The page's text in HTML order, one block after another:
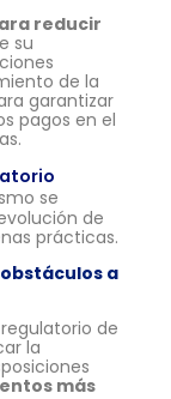
reducir
su
de la
garantizar
pagos en el
se
de
prácticas.
a
de
la
más